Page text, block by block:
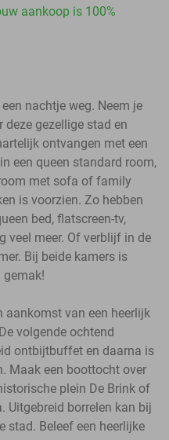
aankoop is 100%
nachtje weg. Neem je
gezellige stad en
ontvangen met een
een queen standard room,
met sofa of family
is voorzien. Zo hebben
bed, flatscreen-tv,
veel meer. Of verblijf in de
Bij beide kamers is
gemak!
aankomst van een heerlijk
volgende ochtend
ontbijtbuffet en daarna is
Maak een boottocht over
plein De Brink of
Uitgebreid borrelen kan bij
stad. Beleef een heerlijke